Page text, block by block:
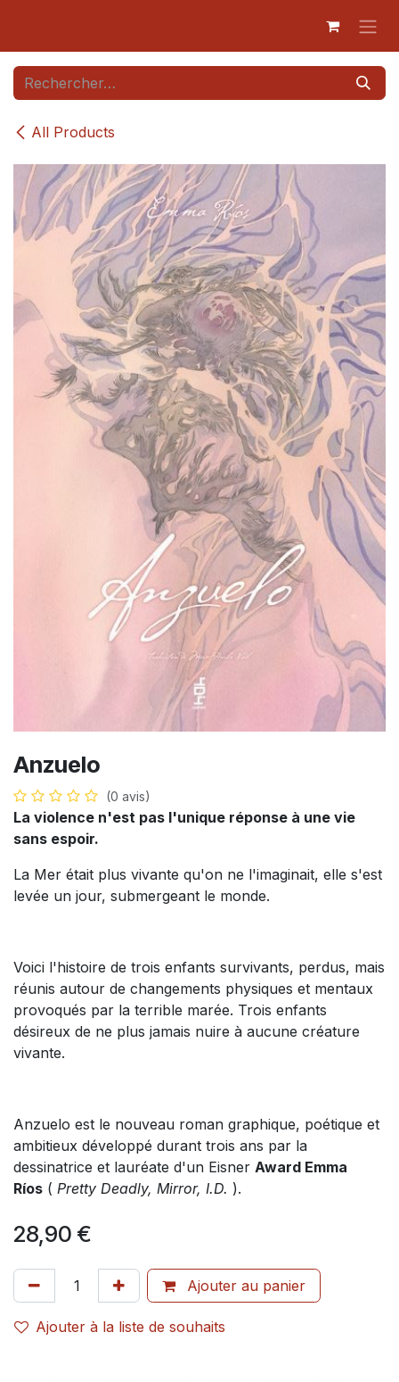
All Products
Anzuelo
(0 avis)
La violence n'est pas l'unique réponse à une vie
sans espoir.
La Mer était plus vivante qu'on ne l'imaginait, elle s'est
levée un jour, submergeant le monde.
Voici l'histoire de trois enfants survivants, perdus, mais
réunis autour de changements physiques et mentaux
provoqués par la terrible marée. Trois enfants
désireux de ne plus jamais nuire à aucune créature
vivante.
Anzuelo est le nouveau roman graphique, poétique et
ambitieux développé durant trois ans par la
dessinatrice et lauréate d'un Eisner Award Emma
Ríos ( Pretty Deadly, Mirror, I.D. ).
28,90 €
Ajouter au panier
Ajouter à la liste de souhaits